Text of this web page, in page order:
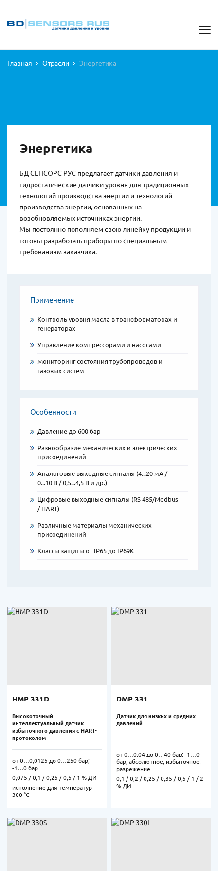
Главная Отрасли Энергетика
Энергетика
БД СЕНСОРС РУС предлагает датчики давления и
гидростатические датчики уровня для традиционных
технологий производства энергии и технологий
производства энергии, основанных на
возобновляемых источниках энергии.
Мы постоянно пополняем свою линейку продукции и
готовы разработать приборы по специальным
требованиям заказчика.
применения
Применение
Контроль уровня масла в трансформаторах и
генераторах
Управление компрессорами и насосами
Мониторинг состояния трубопроводов и
газовых систем
Особенности
Давление до 600 бар
Разнообразие механических и электрических
присоединений
Аналоговые выходные сигналы (4...20 мА /
0...10 В / 0,5...4,5 В и др.)
Цифровые выходные сигналы (RS 485/Modbus
/ HART)
Различные материалы механических
присоединений
Классы защиты от IP65 до IP69K
HMP 331D
Высокоточный
интеллектуальный датчик
избыточного давления с HART-
протоколом
от 0…0,0125 до 0…250 бар;
-1…0 бар
0,075 / 0,1 / 0,25 / 0,5 / 1 % ДИ
исполнение для температур
300 °С
DMP 331
Датчик для низких и средних
давлений
от 0…0,04 до 0…40 бар; -1…0
бар, абсолютное, избыточное,
разрежение
0,1 / 0,2 / 0,25 / 0,35 / 0,5 / 1 / 2
% ДИ